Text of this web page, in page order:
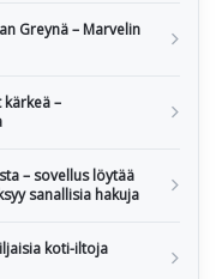
Greynä – Marvelin
–
– sovellus löytää
sanallisia hakuja
koti-iltoja